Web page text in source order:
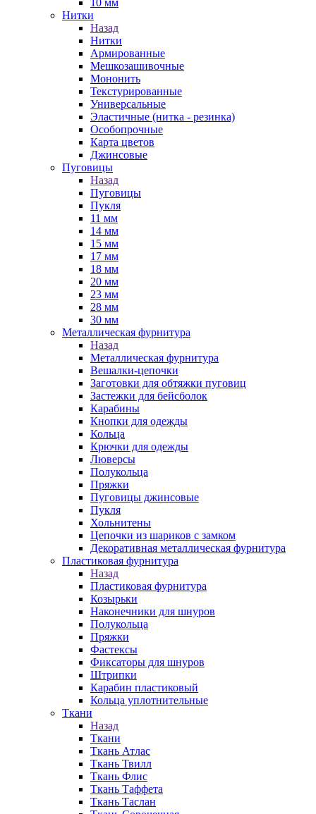
10 мм
Нитки
Назад
Нитки
Армированные
Мешкозашивочные
Мононить
Текстурированные
Универсальные
Эластичные (нитка - резинка)
Особопрочные
Карта цветов
Джинсовые
Пуговицы
Назад
Пуговицы
Пукля
11 мм
14 мм
15 мм
17 мм
18 мм
20 мм
23 мм
28 мм
30 мм
Металлическая фурнитура
Назад
Металлическая фурнитура
Вешалки-цепочки
Заготовки для обтяжки пуговиц
Застежки для бейсболок
Карабины
Кнопки для одежды
Кольца
Крючки для одежды
Люверсы
Полукольца
Пряжки
Пуговицы джинсовые
Пукля
Хольнитены
Цепочки из шариков с замком
Декоративная металлическая фурнитура
Пластиковая фурнитура
Назад
Пластиковая фурнитура
Козырьки
Наконечники для шнуров
Полукольца
Пряжки
Фастексы
Фиксаторы для шнуров
Штрипки
Карабин пластиковый
Кольца уплотнительные
Ткани
Назад
Ткани
Ткань Атлас
Ткань Твилл
Ткань Флис
Ткань Таффета
Ткань Таслан